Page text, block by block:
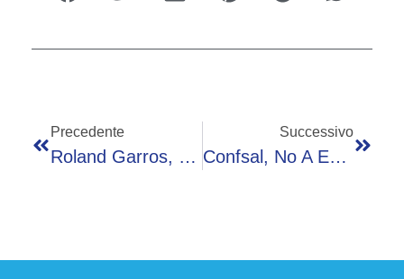
Precedente
Roland Garros, Oggi Sinner-Cerundolo – Diretta
Successivo
Confsal, No A Emendamenti A Dl 1° Maggio Che Limitano Pieno Recupero Salari Dovuti